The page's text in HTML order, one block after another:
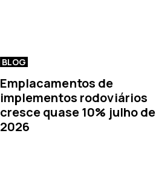
BLOG
Emplacamentos de
implementos rodoviários
cresce quase 10% julho de
2026